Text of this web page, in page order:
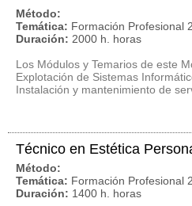
Método:
Temática: Formación Profesional
Duración: 2000 h. horas
Los Módulos y Temarios de este
Explotación de Sistemas
Instalación y mantenimiento de
Técnico en Estética
Método:
Temática: Formación Profesional
Duración: 1400 h. horas